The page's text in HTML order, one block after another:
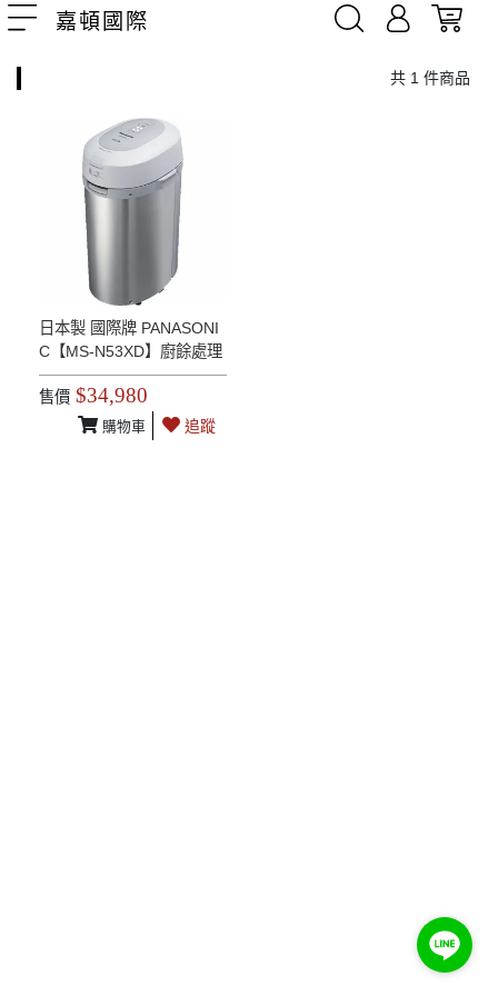
嘉頓國際
共 1 件商品
日本製 國際牌 PANASONI
C【MS-N53XD】廚餘處理
機 溫風乾燥 除菌 有機肥料
廚餘桶 MS-N53後繼 2020
售價 $34,980
購物車 追蹤